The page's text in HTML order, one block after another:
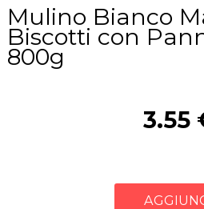
Mulino Bianco
Biscotti con
800g
3.55